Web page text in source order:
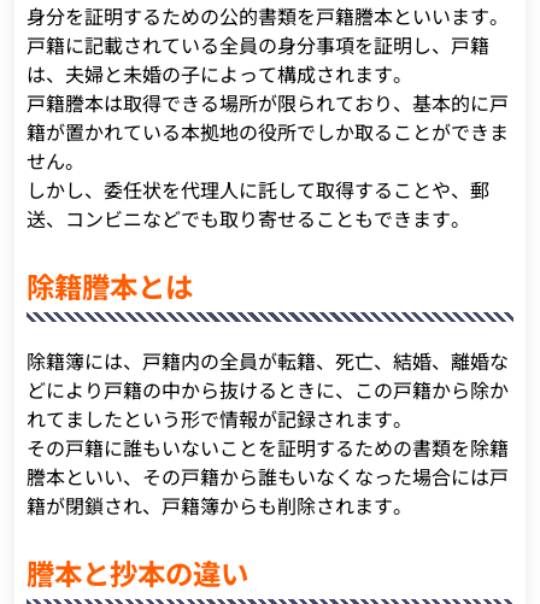
身分を証明するための公的書類を戸籍謄本といいます。
戸籍に記載されている全員の身分事項を証明し、戸籍
は、夫婦と未婚の子によって構成されます。
戸籍謄本は取得できる場所が限られており、基本的に戸
籍が置かれている本拠地の役所でしか取ることができま
せん。
しかし、委任状を代理人に託して取得することや、郵
送、コンビニなどでも取り寄せることもできます。
除籍謄本とは
除籍簿には、戸籍内の全員が転籍、死亡、結婚、離婚な
どにより戸籍の中から抜けるときに、この戸籍から除か
れてましたという形で情報が記録されます。
その戸籍に誰もいないことを証明するための書類を除籍
謄本といい、その戸籍から誰もいなくなった場合には戸
籍が閉鎖され、戸籍簿からも削除されます。
謄本と抄本の違い